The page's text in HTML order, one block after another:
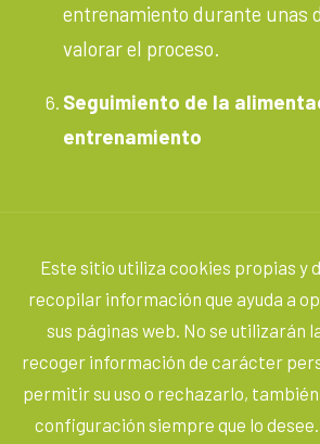
entrenamiento durante unas
valorar el proceso.
Seguimiento de la
entrenamiento
Este sitio utiliza cookies propias y
recopilar información que ayuda a
sus páginas web. No se utilizarán
recoger información de carácter
permitir su uso o rechazarlo,
configuración siempre que lo